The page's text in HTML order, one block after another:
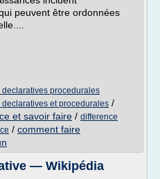
peuvent être ordonnées
procedurales
et procedurales /
et savoir faire / difference
/ comment faire
— Wikipédia